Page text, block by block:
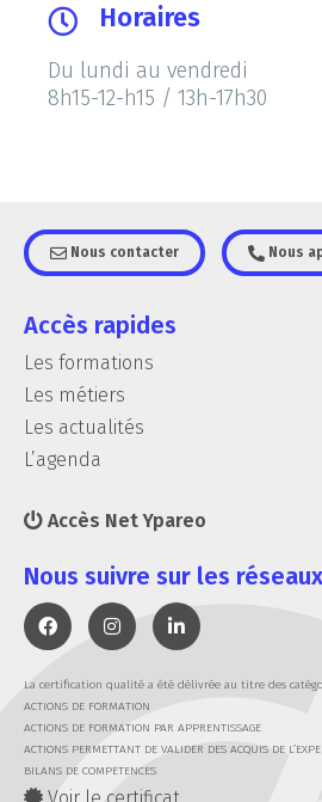
Horaires
Du lundi au vendredi
8h15-12-h15 / 13h-17h30
Nous contacter Nous
Accès rapides
Les formations
Les métiers
Les actualités
L’agenda
Accès Net Ypareo
Nous suivre sur les réseaux
La certification qualité a été délivrée au titre des
ACTIONS DE FORMATION
ACTIONS DE FORMATION PAR APPRENTISSAGE
ACTIONS PERMETTANT DE VALIDER DES ACQUIS DE
BILANS DE COMPETENCES